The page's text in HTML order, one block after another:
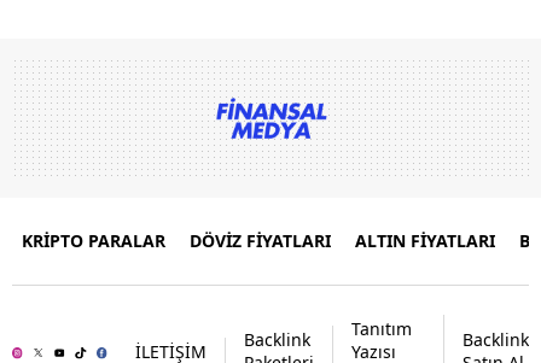
KRİPTO PARALAR DÖVİZ FİYATLARI ALTIN FİYATLARI
İLETİŞİM
Backlink
Tanıtım
Yazısı
Backlink